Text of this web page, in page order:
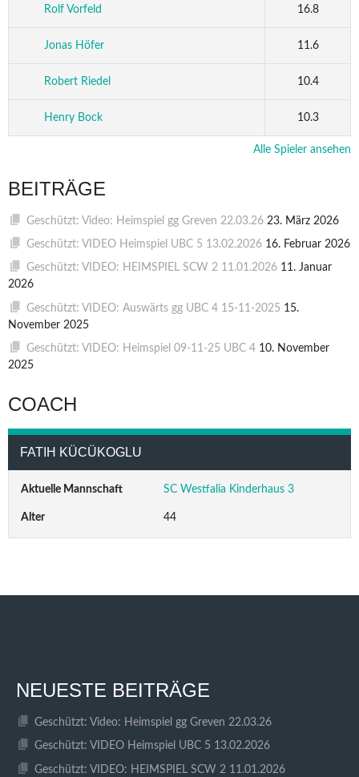
Rolf Vorfeld 16.8
Jonas Höfer 11.6
Robert Riedel 10.4
Henry Bock 10.3
Alle Spieler ansehen
BEITRÄGE
Geschützt: Video: Heimspiel gg Greven 22.03.26 23. März 2026
Geschützt: VIDEO Heimspiel UBC 5 13.02.2026 16. Februar 2026
Geschützt: VIDEO: HEIMSPIEL SCW 2 11.01.2026 11. Januar
2026
Geschützt: VIDEO: Auswärts gg UBC 4 15-11-2025 15.
November 2025
Geschützt: VIDEO: Heimspiel 09-11-25 UBC 4 10. November
2025
COACH
FATIH KÜCÜKOGLU
Aktuelle Mannschaft SC Westfalia Kinderhaus 3
Alter 44
NEUESTE BEITRÄGE
Geschützt: Video: Heimspiel gg Greven 22.03.26
Geschützt: VIDEO Heimspiel UBC 5 13.02.2026
Geschützt: VIDEO: HEIMSPIEL SCW 2 11.01.2026